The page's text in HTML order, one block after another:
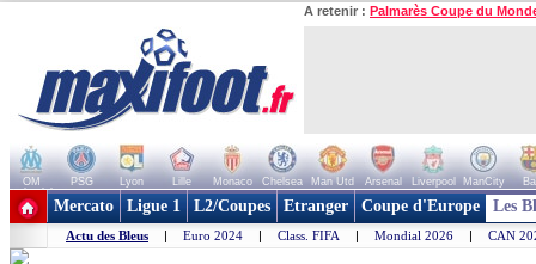
A retenir : Palmarès Coupe du
OM PSG Lyon Lille Monaco Chelsea Man Utd Arsenal Liverpool ManCity
+ de clubs
Mercato Ligue 1 L2/Coupes Etranger Coupe d'Europe Les
Actu des Bleus | Euro 2024 | Class. FIFA | Mondial 2026 | CAN